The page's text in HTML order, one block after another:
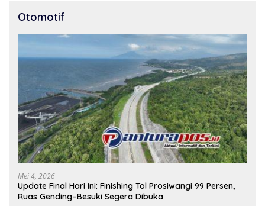
Otomotif
Mei 4, 2026
Update Final Hari Ini: Finishing Tol Prosiwangi 99 Persen,
Ruas Gending–Besuki Segera Dibuka